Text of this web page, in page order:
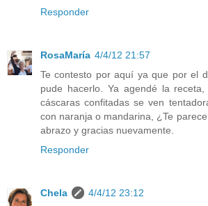
Responder
RosaMaría 4/4/12 21:57
Te contesto por aquí ya que por el
pude hacerlo. Ya agendé la
cáscaras confitadas se ven
con naranja o mandarina, ¿Te
abrazo y gracias nuevamente.
Responder
Chela
4/4/12 23:12